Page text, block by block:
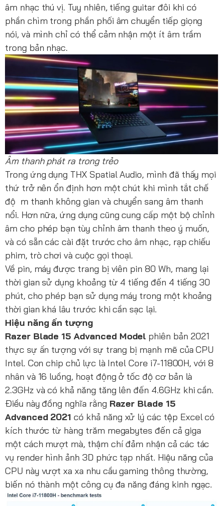
âm nhạc thú vị. Tuy nhiên, tiếng guitar đôi khi có
phần chìm trong phần phối âm chuyển tiếp giọng
nói, và mình chỉ có thể cảm nhận một ít âm trầm
trong bản nhạc.
Âm thanh phát ra trong trẻo
Trong ứng dụng THX Spatial Audio, mình đã thấy mọi
thứ trở nên ổn định hơn một chút khi mình tắt chế
độ m thanh không gian và chuyển sang âm thanh
nổi. Hơn nữa, ứng dụng cũng cung cấp một bộ chỉnh
âm cho phép bạn tùy chỉnh âm thanh theo ý muốn,
và có sẵn các cài đặt trước cho âm nhạc, rạp chiếu
phim, trò chơi và cuộc gọi thoại.
Về pin, máy được trang bị viên pin 80 Wh, mang lại
thời gian sử dụng khoảng từ 4 tiếng đến 4 tiếng 30
phút, cho phép bạn sử dụng máy trong một khoảng
thời gian khá lâu trước khi cần sạc lại.
Hiệu năng ấn tượng
Razer Blade 15 Advanced Model phiên bản 2021
thực sự ấn tượng với sự trang bị mạnh mẽ của CPU
Intel. Con chip chủ lực là Intel Core i7-11800H, với 8
nhân và 16 luồng, hoạt động ở tốc độ cơ bản là
2.3GHz và có khả năng tăng lên đến 4.6GHz khi cần.
Điều này đồng nghĩa rằng Razer Blade 15
Advanced 2021 có khả năng xử lý các tệp Excel có
kích thước từ hàng trăm megabytes đến cả giga
một cách mượt mà, thậm chí đảm nhận cả các tác
vụ render hình ảnh 3D phức tạp nhất. Hiệu năng của
CPU này vượt xa xa nhu cầu gaming thông thường,
biến nó thành một công cụ đa năng đáng kinh ngạc.